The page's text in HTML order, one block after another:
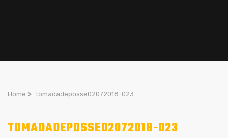
Home > tomadadeposse02072018-023
TOMADADEPOSSE02072018-023